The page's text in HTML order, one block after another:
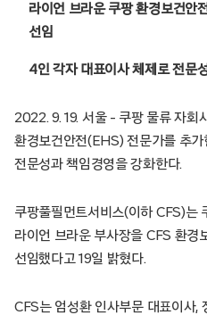
라이언 브라운 쿠팡 환경보건안
선임
4인 각자 대표이사 체제로 전문
2022. 9. 19. 서울 – 쿠팡 물류 자회
환경보건안전(EHS) 전문가를 추
전문성과 책임경영을 강화한다.
쿠팡풀필먼트서비스(이하 CFS)는
라이언 브라운 부사장을 CFS 환경
선임했다고 19일 밝혔다.
CFS는 엄성환 인사부문 대표이사,